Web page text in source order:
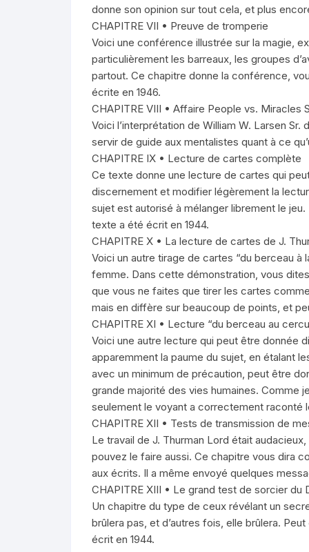
donne son opinion sur tout cela, et plus
CHAPITRE VII • Preuve de tromperie
Voici une conférence illustrée sur la magie,
particulièrement les barreaux, les groupes
partout. Ce chapitre donne la conférence,
écrite en 1946.
CHAPITRE VIII • Affaire People vs. Miracles
Voici l’interprétation de William W. Larsen
servir de guide aux mentalistes quant à ce
CHAPITRE IX • Lecture de cartes complète
Ce texte donne une lecture de cartes qui
discernement et modifier légèrement la
sujet est autorisé à mélanger librement le
texte a été écrit en 1944.
CHAPITRE X • La lecture de cartes de J.
Voici un autre tirage de cartes “du berceau
femme. Dans cette démonstration, vous
que vous ne faites que tirer les cartes
mais en diffère sur beaucoup de points, et
CHAPITRE XI • Lecture “du berceau au
Voici une autre lecture qui peut être donnée
apparemment la paume du sujet, en étalant
avec un minimum de précaution, peut être
grande majorité des vies humaines. Comme
seulement le voyant a correctement raconté
CHAPITRE XII • Tests de transmission de
Le travail de J. Thurman Lord était
pouvez le faire aussi. Ce chapitre vous dira
aux écrits. Il a même envoyé quelques
CHAPITRE XIII • Le grand test de sorcier du
Un chapitre du type de ceux révélant un
brûlera pas, et d’autres fois, elle brûlera.
écrit en 1944.